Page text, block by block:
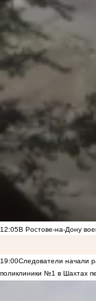
12:05В Ростове-на-Дону
19:00Следователи начали
поликлиники №1 в Шахтах